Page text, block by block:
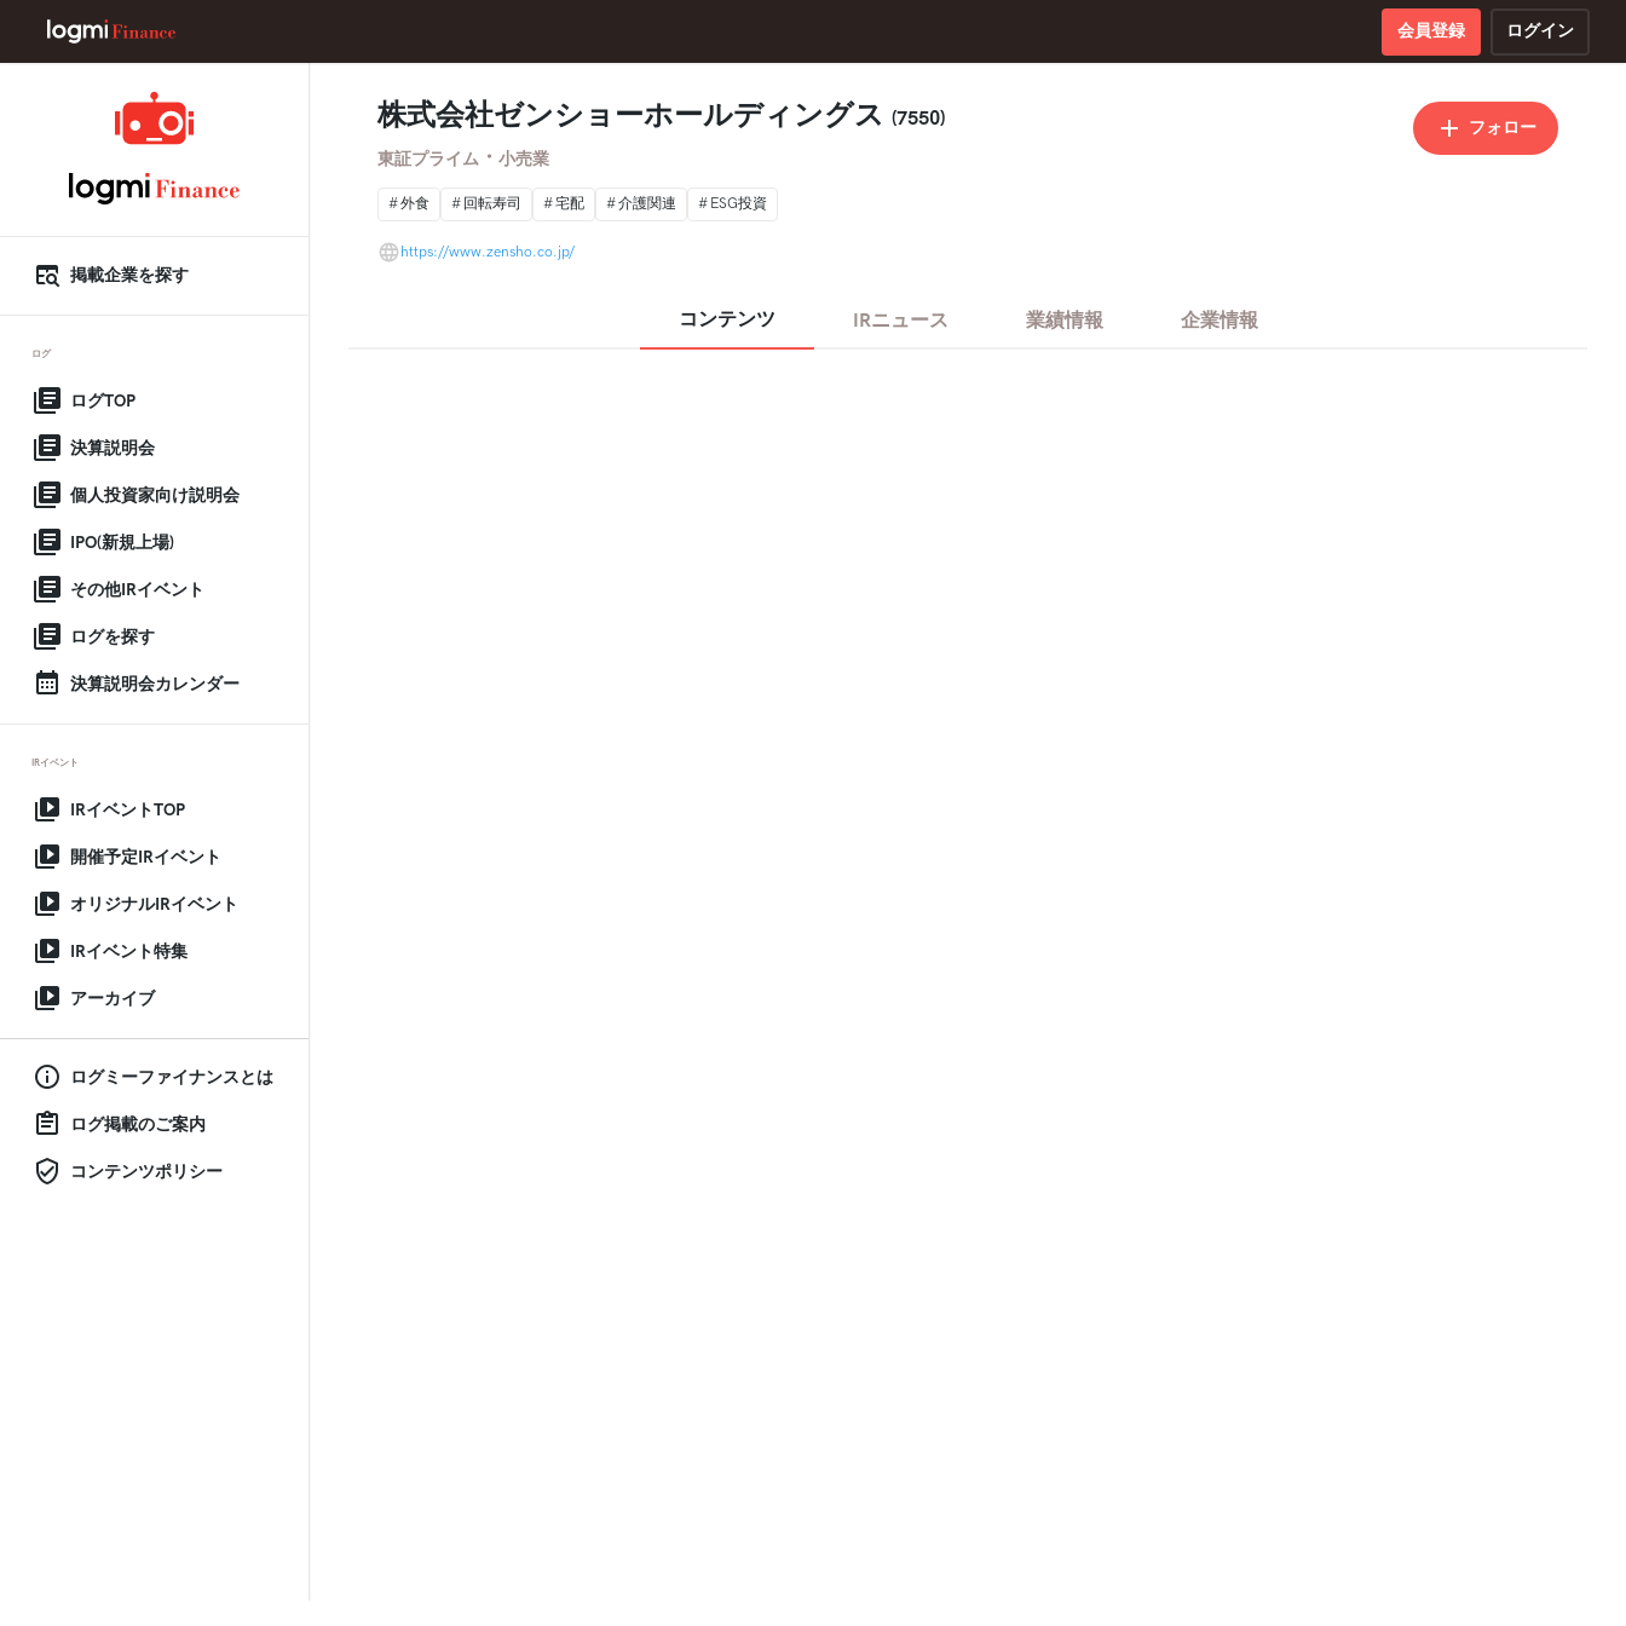
会員登録 ログイン
掲載企業を探す
ログ
ログTOP
決算説明会
個人投資家向け説明会
IPO(新規上場)
その他IRイベント
ログを探す
決算説明会カレンダー
IRイベント
IRイベントTOP
開催予定IRイベント
オリジナルIRイベント
IRイベント特集
アーカイブ
ログミーファイナンスとは
ログ掲載のご案内
コンテンツポリシー
株式会社ゼンショーホールディングス (7550)
東証プライム ・ 小売業
フォロー
外食 回転寿司 宅配 介護関連 ESG投資
https://www.zensho.co.jp/
コンテンツ IRニュース 業績情報 企業情報